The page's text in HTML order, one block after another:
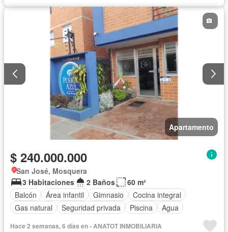
Apartamento
$ 240.000.000
San José, Mosquera
3 Habitaciones
2 Baños
60 m²
Balcón
Área infantil Gimnasio
Cocina integral
Gas natural
Seguridad privada Piscina Agua
Hace 2 semanas, 6 días en - ANATOT INMOBILIARIA